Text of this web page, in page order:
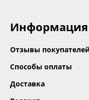
Информация
Отзывы покупателей
Способы оплаты
Доставка